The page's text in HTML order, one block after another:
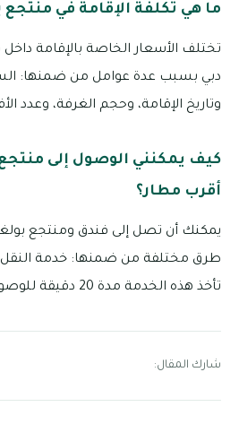
ما هي تكلفة الإقامة في منتجع
تختلف الأسعار الخاصة بالإقامة
دبي بسبب عدة عوامل من ضمنها:
وتاريخ الإقامة، وحجم الغرفة، وعدد
كيف يمكنني الوصول إلى
أقرب مطار؟
يمكنك أن تصل إلى فندق ومنتجع
طرق مختلفة من ضمنها: خدمة النقل
تأخذ هذه الخدمة مدة 20 دقيقة للوصول إلى الفندق.
شارك المقال: